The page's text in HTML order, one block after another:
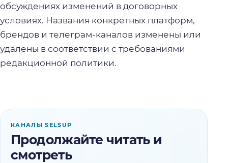
обсуждениях изменений в договорных
условиях. Названия конкретных платформ,
брендов и телеграм-каналов изменены или
удалены в соответствии с требованиями
редакционной политики.
КАНАЛЫ SELSUP
Продолжайте читать и
смотреть